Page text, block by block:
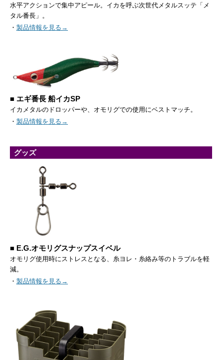
水平アクションで集中アピール。イカを呼ぶ次世代メタルスッテ「メ
タル番長」。
・ 製品情報を見る→
■ エギ番長 船イカSP
イカメタルのドロッパーや、オモリグでの使用にベストマッチ。
・ 製品情報を見る→
グッズ
■ E.G.オモリグスナップスイベル
オモリグ使用時にストレスとなる、糸ヨレ・糸絡み等のトラブルを軽
減。
・ 製品情報を見る→